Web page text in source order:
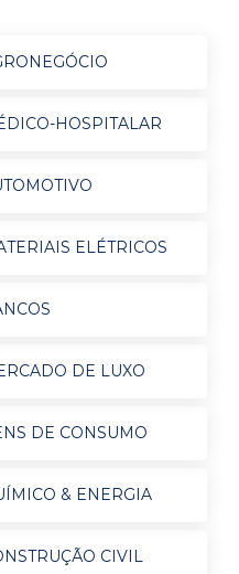
HOSPITALAR
ELÉTRICOS
DE LUXO
DE CONSUMO
& ENERGIA
CIVIL